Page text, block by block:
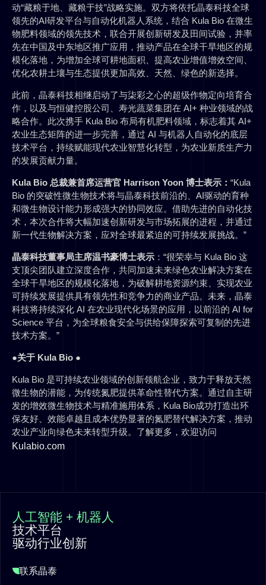
动“藏粮于地、藏粮于技”战略实施。双方将依托晶泰科技全球
领先的AI研发平台与自动化机器人系统，结合 Kula Bio 在微生
物肥料领域的领先技术，联合开展创新研发及田间试验，并率
先在中国及中东地区推广应用，推动产品在全球干旱地区的规
模化落地，为增加全球可耕地面积、提高农业增值增效空间、
优化农耕土壤与生态提供更加高效、天然、绿色的新选择。
此前，晶泰科技相继启动了与柒彩之心的超级作物定向培育合
作，以及与恒健控股公司、寿光蔬菜集团在 AI+ 种业领域的战
略合作。此次携手 Kula Bio 布局有机肥料领域，标志着其 AI+
农业生态矩阵的进一步完善，通过 AI 与机器人自动化的底层
技术平台，持续赋能现代农业智慧化转型，为农业新质生产力
的发展贡献力量。
Kula Bio 总裁兼首席运营官 Harrison Yoon 博士表示： “Kula
Bio 的突破性微生物技术将与晶泰科技前沿的、AI驱动的育种
和微生物设计能力形成强大的协同效应。借助先进的自动化技
术，本次合作将大幅加速创新研发与市场拓展的进程，并通过
新一代生物解决方案，应对全球最紧迫的可持续发展挑战。”
晶泰科技董事局主席温书豪博士表示 ：“很荣幸与 Kula Bio 这
支顶尖团队建立深度合作，共同加速未来绿色农业解决方案在
全球干旱地区的规模化落地，为破解耕地资源约束、实现农业
可持续发展提供具有领先性和竞争力的商业产品。未来，晶泰
科技将持续深化 AI 在农业现代化场景的应用，以前沿的 AI for
Science 平台，为全球粮食安全与供给保障探索可复制的先进
技术方案。”
●关于 Kula Bio ●
Kula Bio 是可持续农业领域的创新领航企业，致力于释放天然
微生物的潜能，为传统氮肥提供革命性替代方案。通过自主研
发的增效微生物技术与精准施用体系，Kula Bio成功打造出环
保友好、效能卓越且成本优势显著的氮肥替代解决方案，推动
农业产业向绿色未来转型升级。了解更多，欢迎访问
Kulabio.com
人工智能 + 机器人
技术平台
驱动行业创新
联系晶泰